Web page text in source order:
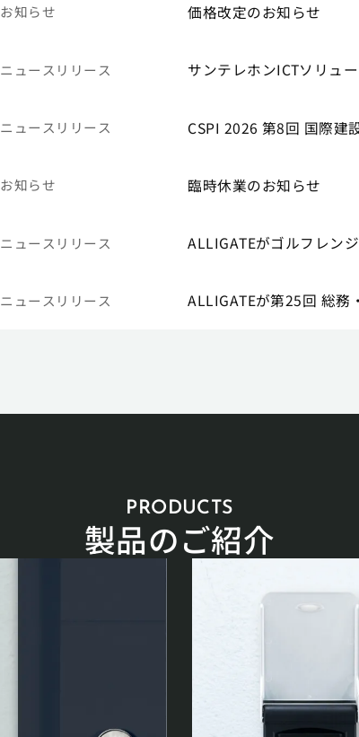
お知らせ 価格改定のお知らせ
ニュースリリース サンテレホンICTソリュ
ニュースリリース CSPI 2026 第8回 国際建
お知らせ 臨時休業のお知らせ
ニュースリリース ALLIGATEがゴルフレン
ニュースリリース ALLIGATEが第25回 総務
PRODUCTS
製品のご紹介